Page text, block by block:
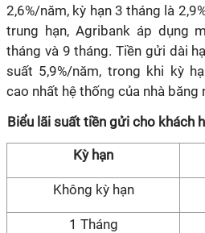
2,6%/năm, kỳ hạn 3 tháng là
trung hạn, Agribank áp dụng
tháng và 9 tháng. Tiền gửi dài
suất 5,9%/năm, trong khi kỳ
cao nhất hệ thống của nhà băng
Biểu lãi suất tiền gửi cho khách
Kỳ hạn
Không kỳ hạn
1 Tháng